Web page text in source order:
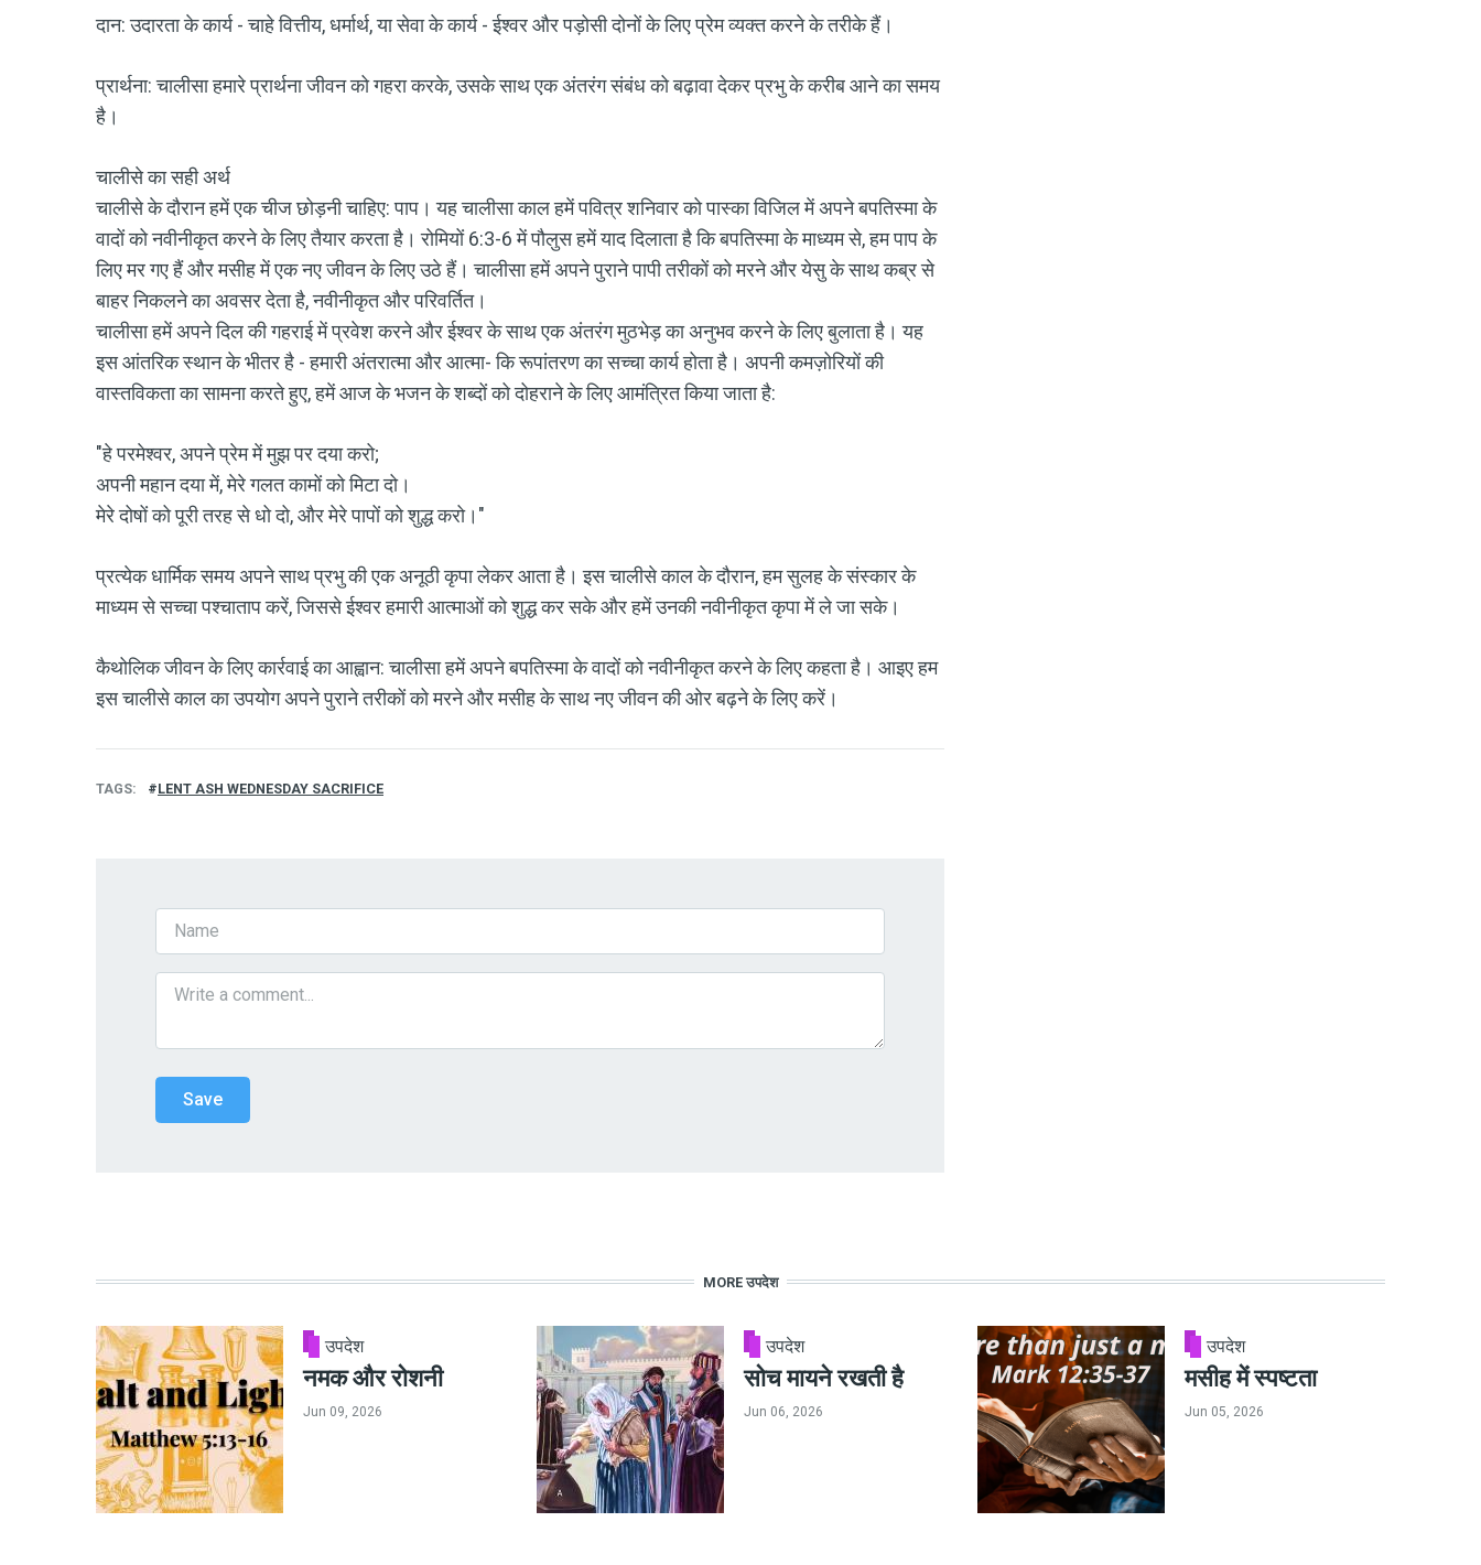
दान: उदारता के कार्य - चाहे वित्तीय, धर्मार्थ, या सेवा के कार्य - ईश्वर और पड़ोसी दोनों के लिए प्रेम व्यक्त करने के तरीके हैं।
प्रार्थना: चालीसा हमारे प्रार्थना जीवन को गहरा करके, उसके साथ एक अंतरंग संबंध को बढ़ावा देकर प्रभु के करीब आने का समय
है।
चालीसे का सही अर्थ
चालीसे के दौरान हमें एक चीज छोड़नी चाहिए: पाप। यह चालीसा काल हमें पवित्र शनिवार को पास्का विजिल में अपने बपतिस्मा के
वादों को नवीनीकृत करने के लिए तैयार करता है। रोमियों 6:3-6 में पौलुस हमें याद दिलाता है कि बपतिस्मा के माध्यम से, हम पाप के
लिए मर गए हैं और मसीह में एक नए जीवन के लिए उठे हैं। चालीसा हमें अपने पुराने पापी तरीकों को मरने और येसु के साथ कब्र से
बाहर निकलने का अवसर देता है, नवीनीकृत और परिवर्तित।
चालीसा हमें अपने दिल की गहराई में प्रवेश करने और ईश्वर के साथ एक अंतरंग मुठभेड़ का अनुभव करने के लिए बुलाता है। यह
इस आंतरिक स्थान के भीतर है - हमारी अंतरात्मा और आत्मा- कि रूपांतरण का सच्चा कार्य होता है। अपनी कमज़ोरियों की
वास्तविकता का सामना करते हुए, हमें आज के भजन के शब्दों को दोहराने के लिए आमंत्रित किया जाता है:
"हे परमेश्वर, अपने प्रेम में मुझ पर दया करो;
अपनी महान दया में, मेरे गलत कामों को मिटा दो।
मेरे दोषों को पूरी तरह से धो दो, और मेरे पापों को शुद्ध करो।"
प्रत्येक धार्मिक समय अपने साथ प्रभु की एक अनूठी कृपा लेकर आता है। इस चालीसे काल के दौरान, हम सुलह के संस्कार के
माध्यम से सच्चा पश्चाताप करें, जिससे ईश्वर हमारी आत्माओं को शुद्ध कर सके और हमें उनकी नवीनीकृत कृपा में ले जा सके।
कैथोलिक जीवन के लिए कार्रवाई का आह्वान: चालीसा हमें अपने बपतिस्मा के वादों को नवीनीकृत करने के लिए कहता है। आइए हम
इस चालीसे काल का उपयोग अपने पुराने तरीकों को मरने और मसीह के साथ नए जीवन की ओर बढ़ने के लिए करें।
TAGS LENT ASH WEDNESDAY SACRIFICE
MORE उपदेश
उपदेश
नमक और रोशनी
Jun 09, 2026
उपदेश
सोच मायने रखती है
Jun 06, 2026
उपदेश
मसीह में स्पष्टता
Jun 05, 2026